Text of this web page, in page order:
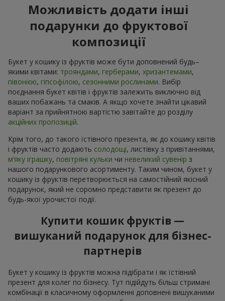
Можливість додати інші
подарунки до фруктової
композиції
Букет у кошику із фруктів може бути доповнений будь–
якими квітами: трояндами, герберами, хризантемами,
півонією, гіпсофілою, сезонними рослинами. Вибір
поєднання букет квітів і фруктів залежить виключно від
ваших побажань та смаків. А якщо хочете знайти цікавий
варіант за прийнятною вартістю завітайте до розділу
акційних пропозицій.
Крім того, до такого їстівного презента, як до кошику квітів
і фруктів часто додають солодощі, листівку з привітаннями,
м’яку іграшку, повітряні кульки чи невеликий сувенір з
нашого подарункового асортименту. Таким чином, букет у
кошику із фруктів перетворюється на самостійний якісний
подарунок, який не соромно представити як презент до
будь-якої урочистої події.
Купити кошик фруктів —
вишуканий подарунок для бізнес-
партнерів
Букет у кошику із фруктів можна підібрати і як їстівний
презент для колег по бізнесу. Тут підійдуть більш стримані
комбінації в класичному оформленні доповнені вишуканими